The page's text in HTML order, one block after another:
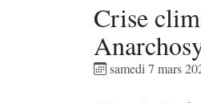
Crise
samedi 7 mars